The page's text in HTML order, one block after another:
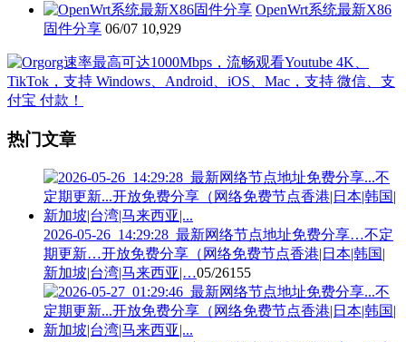
OpenWrt系统最新X86
固件分享 06/07 10,929
热门文章
2026-05-26_14:29:28_最新网络节点地址免费分享…不定
期更新…开放免费分享（网络免费节点香港|日本|韩国|
新加坡|台湾|马来西亚|…05/26155